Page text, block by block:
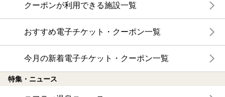
クーポンが利用できる施設一覧
おすすめ電子チケット・クーポン一覧
今月の新着電子チケット・クーポン一覧
特集・ニュース